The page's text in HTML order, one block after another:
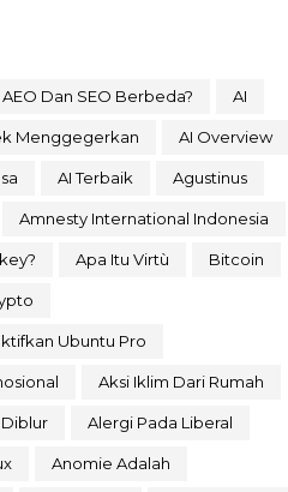
AEO Dan SEO Berbeda? AI
Menggegerkan AI Overview
AI Terbaik Agustinus
Amnesty International Indonesia
Apa Itu Virtù Bitcoin
Ubuntu Pro
Aksi Iklim Dari Rumah
Alergi Pada Liberal
Anomie Adalah